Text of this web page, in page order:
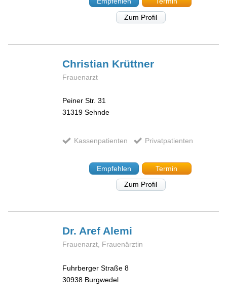
Zum Profil
Christian Krüttner
Frauenarzt
Peiner Str. 31
31319 Sehnde
Kassenpatienten Privatpatienten
Empfehlen
Termin
Zum Profil
Dr. Aref Alemi
Frauenarzt, Frauenärztin
Fuhrberger Straße 8
30938 Burgwedel